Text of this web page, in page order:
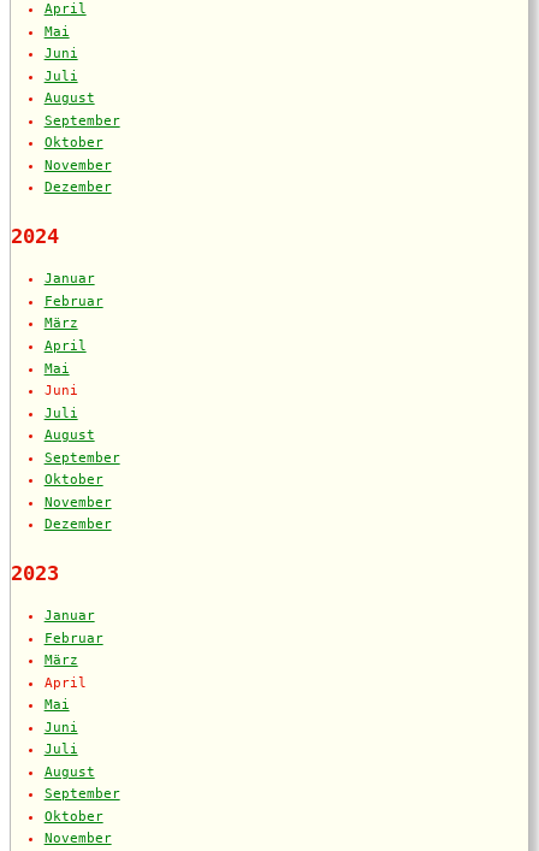
April
Mai
Juni
Juli
August
September
Oktober
November
Dezember
2024
Januar
Februar
März
April
Mai
Juni
Juli
August
September
Oktober
November
Dezember
2023
Januar
Februar
März
April
Mai
Juni
Juli
August
September
Oktober
November